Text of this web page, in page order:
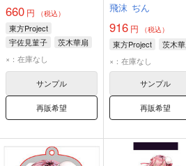
660 円 （税込）
東方Project
宇佐見菫子
茨木華扇
博麗霊夢
×：在庫なし
サンプル
再販希望
飛沫 ぢん
916 円 （税込）
東方Project
茨木
×：在庫なし
サンプル
再販希望